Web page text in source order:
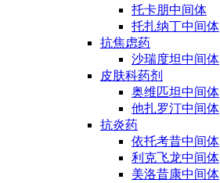
托卡朋中间体
托扎纳丁中间体
抗焦虑药
沙瑞度坦中间体
皮肤科药剂
奥维匹坦中间体
他扎罗汀中间体
抗炎药
依托考昔中间体
利克飞龙中间体
美洛昔康中间体